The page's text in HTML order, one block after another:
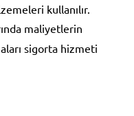
kullanılır.
maliyetlerin
sigorta hizmeti